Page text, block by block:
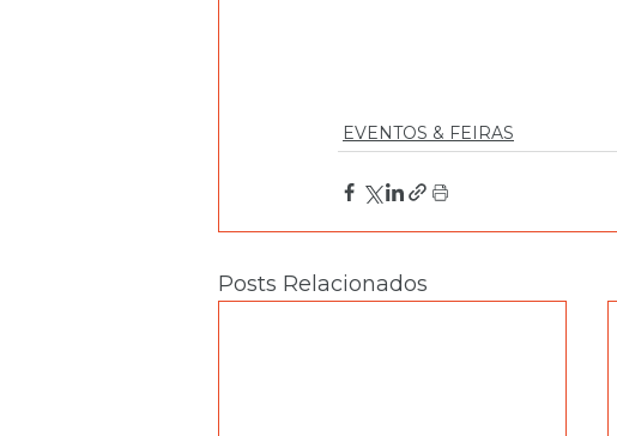
EVENTOS & FEIRAS
Posts Relacionados